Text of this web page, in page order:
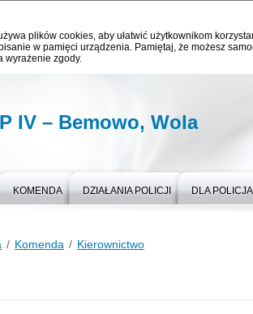
plików cookies, aby ułatwić użytkownikom
w pamięci urządzenia. Pamiętaj, że możesz
wyrażenie zgody.
IV – Bemowo, Wola
KOMENDA DZIAŁANIA POLICJI DLA
Komenda Kierownictwo